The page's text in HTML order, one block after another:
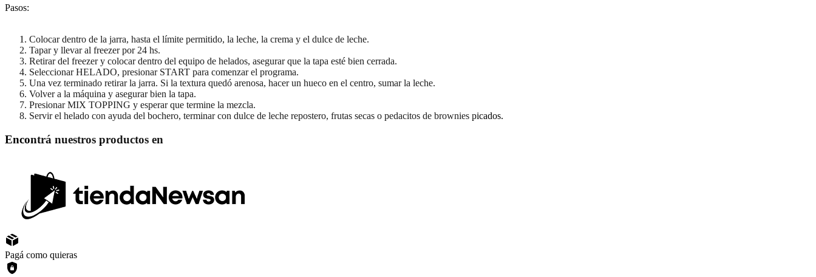
Pasos:
Colocar dentro de la jarra, hasta el límite permitido, la leche, la crema y el dulce de leche.
Tapar y llevar al freezer por 24 hs.
Retirar del freezer y colocar dentro del equipo de helados, asegurar que la tapa esté bien cerrada.
Seleccionar HELADO, presionar START para comenzar el programa.
Una vez terminado retirar la jarra. Si la textura quedó arenosa, hacer un hueco en el centro, sumar la leche.
Volver a la máquina y asegurar bien la tapa.
Presionar MIX TOPPING y esperar que termine la mezcla.
Servir el helado con ayuda del bochero, terminar con dulce de leche repostero, frutas secas o pedacitos de brownies picados.
Encontrá nuestros productos en
Pagá como quieras